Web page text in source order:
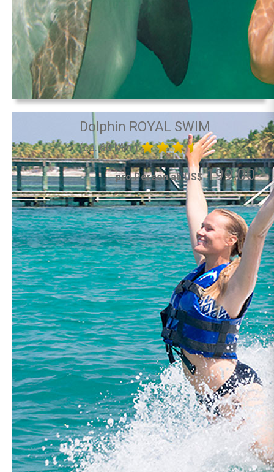
Dolphin ROYAL SWIM
(ca. 60 Min.)
pro Person ab US$199.00